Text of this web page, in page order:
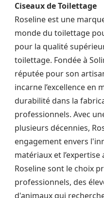
Ciseaux de Toilettage
Roseline est une
monde du toilettage
pour la qualité
toilettage. Fondée à
réputée pour son
incarne l’excellence en
durabilité dans la
professionnels. Avec
plusieurs décennies,
engagement envers
matériaux et l’expertise
Roseline sont le choix
professionnels, des
d'animaux qui